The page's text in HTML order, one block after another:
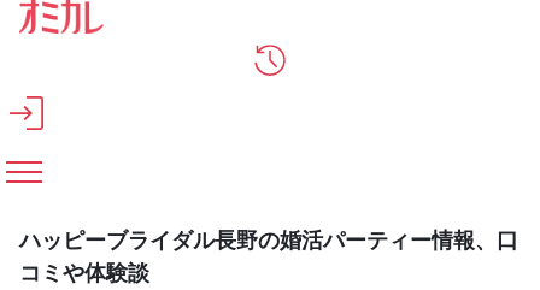
メインコンテンツへスキップ
ハッピーブライダル長野の婚活パーティー情報、口
コミや体験談